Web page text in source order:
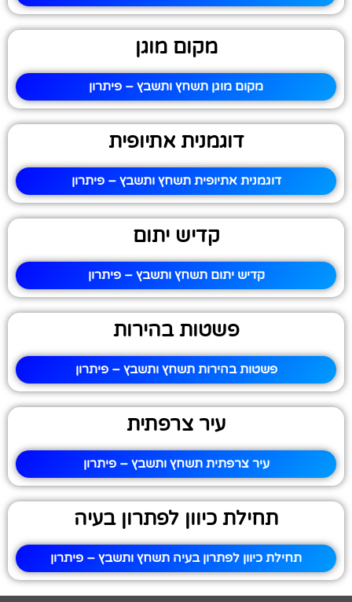
מקום מוגן
מקום מוגן תשחץ ותשבץ – פיתרון
דוגמנית אתיופית
דוגמנית אתיופית תשחץ ותשבץ – פיתרון
קדיש יתום
קדיש יתום תשחץ ותשבץ – פיתרון
פשטות בהירות
פשטות בהירות תשחץ ותשבץ – פיתרון
עיר צרפתית
עיר צרפתית תשחץ ותשבץ – פיתרון
תחילת כיוון לפתרון בעיה
תחילת כיוון לפתרון בעיה תשחץ ותשבץ – פיתרון